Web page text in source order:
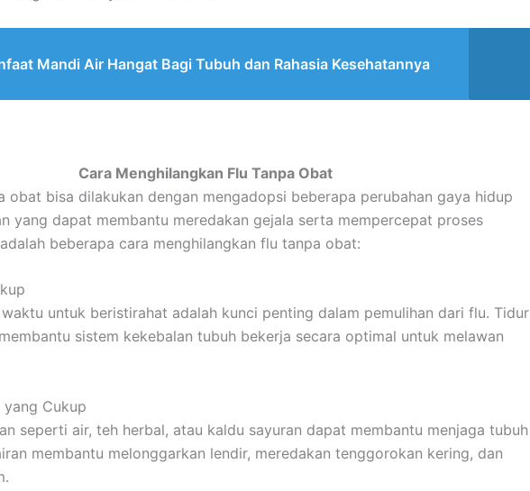
Mandi Air Hangat Bagi Tubuh dan Rahasia Kesehatannya
Cara Menghilangkan Flu Tanpa Obat
obat bisa dilakukan dengan mengadopsi beberapa perubahan gaya hidup
yang dapat membantu meredakan gejala serta mempercepat proses
beberapa cara menghilangkan flu tanpa obat:
untuk beristirahat adalah kunci penting dalam pemulihan dari flu. Tidur
sistem kekebalan tubuh bekerja secara optimal untuk melawan
yang Cukup
seperti air, teh herbal, atau kaldu sayuran dapat membantu menjaga tubuh
membantu melonggarkan lendir, meredakan tenggorokan kering, dan